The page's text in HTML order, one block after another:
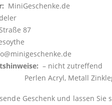
MiniGeschenke.de
87
– nicht zutreffend
Perlen Acryl, Metall
Geschenk und lassen